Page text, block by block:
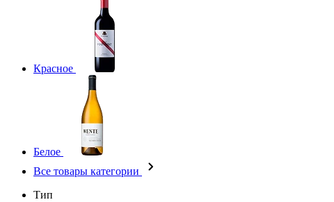
Красное
Белое
Все товары категории
Тип